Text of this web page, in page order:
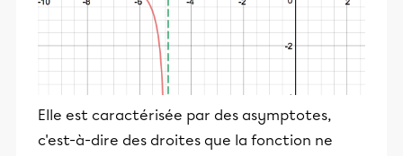
Elle est caractérisée par des asymptotes,
c'est-à-dire des droites que la fonction ne